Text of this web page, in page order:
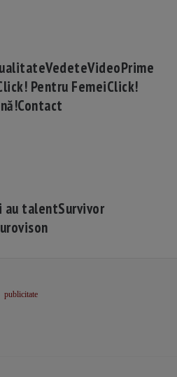
VedeteVideoPrime
Pentru FemeiClick!
Contact
au talentSurvivor